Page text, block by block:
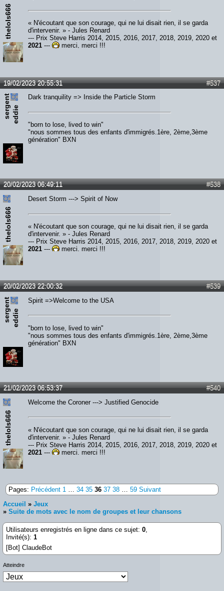
thelols666
« N'écoutant que son courage, qui ne lui disait rien, il se garda
d'intervenir. » - Jules Renard
--- Prix Steve Harris 2014, 2015, 2016, 2017, 2018, 2019, 2020 et
2021 --- merci, merci !!!
#537
19/02/2023 20:55:31
s
e
rg
e
n
t
e
d
d
ie
Dark tranquility => Inside the Particle Storm
"born to lose, lived to win"
"nous sommes tous des enfants d'immigrés.1ère, 2ème,3ème
génération" BXN
#538
20/02/2023 06:49:11
thelols666
Desert Storm ---> Spirit of Now
« N'écoutant que son courage, qui ne lui disait rien, il se garda
d'intervenir. » - Jules Renard
--- Prix Steve Harris 2014, 2015, 2016, 2017, 2018, 2019, 2020 et
2021 --- merci, merci !!!
#539
20/02/2023 22:00:32
s
e
rg
e
n
t
e
d
d
ie
Spirit =>Welcome to the USA
"born to lose, lived to win"
"nous sommes tous des enfants d'immigrés.1ère, 2ème,3ème
génération" BXN
#540
21/02/2023 06:53:37
thelols666
Welcome the Coroner ---> Justified Genocide
« N'écoutant que son courage, qui ne lui disait rien, il se garda
d'intervenir. » - Jules Renard
--- Prix Steve Harris 2014, 2015, 2016, 2017, 2018, 2019, 2020 et
2021 --- merci, merci !!!
Pages: Précédent 1 34 35 36 37 38 59 Suivant
Accueil » Jeux
» Suite de mots avec le nom de groupes et leur chansons
Utilisateurs enregistrés en ligne dans ce sujet: 0
Invité(s): 1
[Bot] ClaudeBot
Atteindre